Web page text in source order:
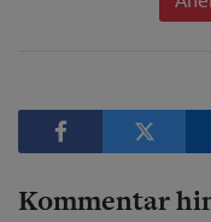
Kommentar